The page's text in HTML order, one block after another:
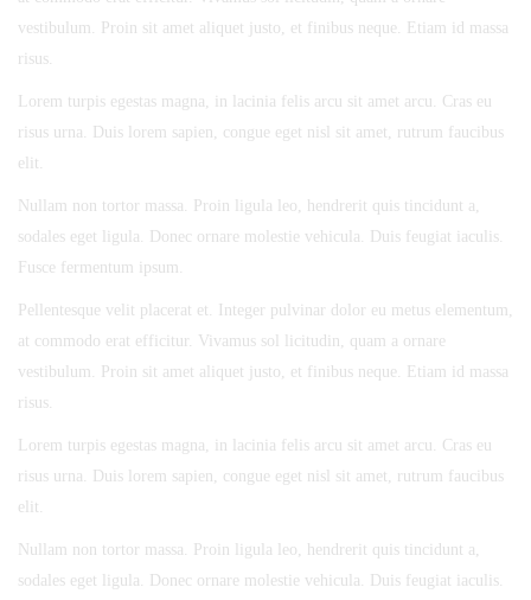
vestibulum. Proin sit amet aliquet justo, et finibus neque. Etiam id massa
risus.
Lorem turpis egestas magna, in lacinia felis arcu sit amet arcu. Cras eu
risus urna. Duis lorem sapien, congue eget nisl sit amet, rutrum faucibus
elit.
Nullam non tortor massa. Proin ligula leo, hendrerit quis tincidunt a,
sodales eget ligula. Donec ornare molestie vehicula. Duis feugiat iaculis.
Fusce fermentum ipsum.
Pellentesque velit placerat et. Integer pulvinar dolor eu metus elementum,
at commodo erat efficitur. Vivamus sol licitudin, quam a ornare
vestibulum. Proin sit amet aliquet justo, et finibus neque. Etiam id massa
risus.
Lorem turpis egestas magna, in lacinia felis arcu sit amet arcu. Cras eu
risus urna. Duis lorem sapien, congue eget nisl sit amet, rutrum faucibus
elit.
Nullam non tortor massa. Proin ligula leo, hendrerit quis tincidunt a,
sodales eget ligula. Donec ornare molestie vehicula. Duis feugiat iaculis.